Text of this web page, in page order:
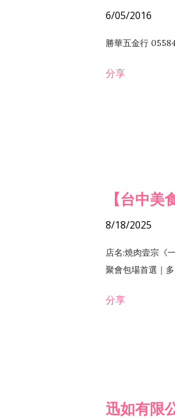
6/05/2016
勝華五金行
分享
【台中
8/18/2025
店名:燒肉壹宗《
聚會包場首選｜
分享
迅如有限